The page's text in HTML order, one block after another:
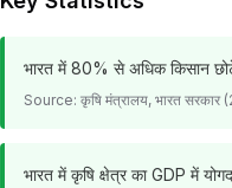
भारत में 80% से अधिक किसान
Source: कृषि मंत्रालय, भारत सरकार
भारत में कृषि क्षेत्र का GDP में